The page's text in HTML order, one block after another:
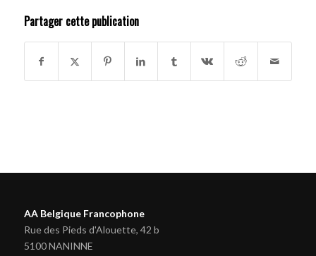
Partager cette publication
AA Belgique Francophone
Rue des Pieds d'Alouette, 42 b
5100 NANINNE